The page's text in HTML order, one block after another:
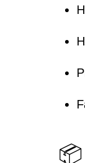
📦